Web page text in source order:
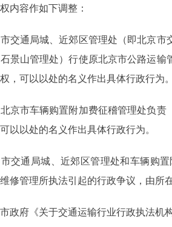
便民服务
12345网上接诉即办
内容作如下调整：
通局城、近郊区管理处（即北京市
景山管理处）行使原北京市公路运
，可以以处的名义作出具体行政行为
市车辆购置附加费征稽管理处负责
以以处的名义作出具体行政行为。
通局城、近郊区管理处和车辆购置
修管理所执法引起的行政争议，由所
府《关于交通运输行业行政执法机构